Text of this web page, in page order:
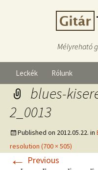
Mélyreható
Leckék Rólunk
blues-
2_0013
Published on 2012.05.22. in
resolution (700 × 505)
← Previous